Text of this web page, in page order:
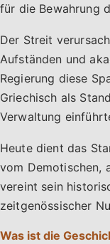
für die Bewahrung
Der Streit
Aufständen und
Regierung diese
Griechisch als
Verwaltung
Heute dient das
vom Demotischen,
vereint sein
zeitgenössischer
Was ist die